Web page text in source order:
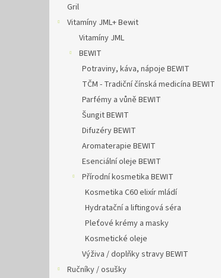
Gril
Vitamíny JML+ Bewit
Vitamíny JML
BEWIT
Potraviny, káva, nápoje BEWIT
TČM - Tradiční čínská medicína BEWIT
Parfémy a vůně BEWIT
Šungit BEWIT
Difuzéry BEWIT
Aromaterapie BEWIT
Esenciální oleje BEWIT
Přírodní kosmetika BEWIT
Kosmetika C60 elixír mládí
Hydratační a liftingová séra
Pleťové krémy a masky
Kosmetické oleje
Výživa / doplňky stravy BEWIT
Ručníky / osušky